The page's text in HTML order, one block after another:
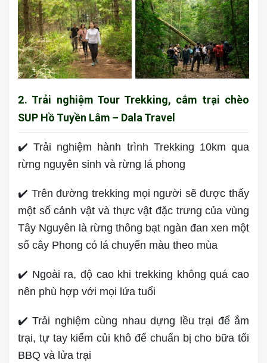
2. Trải nghiệm Tour Trekking, cắm trại chèo
SUP Hồ Tuyền Lâm – Dala Travel
✔️ Trải nghiệm hành trình Trekking 10km qua
rừng nguyên sinh và rừng lá phong
✔️ Trên đường trekking mọi người sẽ được thấy
một số cảnh vật và thực vật đặc trưng của vùng
Tây Nguyên là rừng thông bạt ngàn đan xen một
số cây Phong có lá chuyển màu theo mùa
✔️ Ngoài ra, độ cao khi trekking không quá cao
nên phù hợp với mọi lứa tuổi
✔️ Trải nghiệm cùng nhau dựng lều trại để ắm
trại, tự tay kiếm củi khô để chuẩn bị cho bữa tối
BBQ và lửa trại